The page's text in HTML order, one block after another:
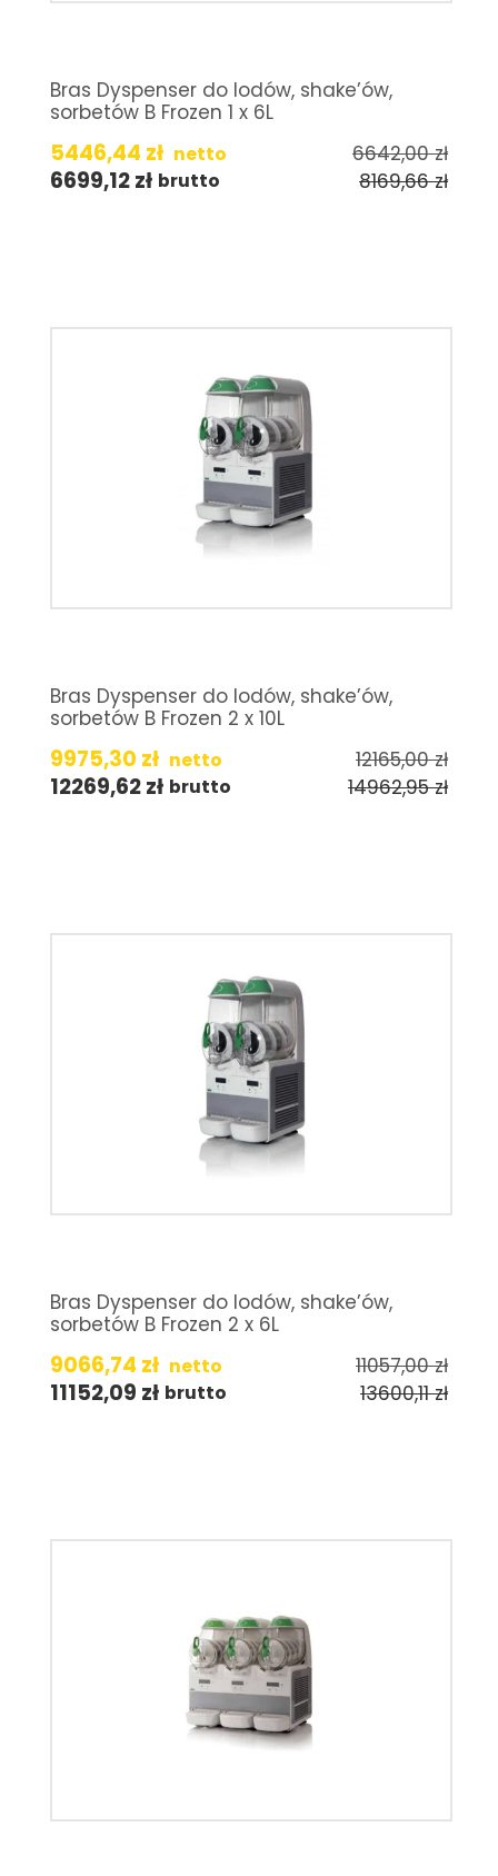
Bras Dyspenser do lodów, shake’ów,
sorbetów B Frozen 1 x 6L
5446,44 zł netto 6642,00zł
6699,12zł brutto 8169,66zł
Bras Dyspenser do lodów, shake’ów,
sorbetów B Frozen 2 x 10L
9975,30 zł netto 12165,00zł
12269,62zł brutto 14962,95zł
Bras Dyspenser do lodów, shake’ów,
sorbetów B Frozen 2 x 6L
9066,74 zł netto 11057,00zł
11152,09 zł brutto 13600,11zł